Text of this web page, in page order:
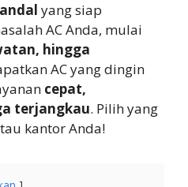
yang siap
AC Anda, mulai
hingga
AC yang dingin
cepat,
terjangkau. Pilih yang
kantor Anda!